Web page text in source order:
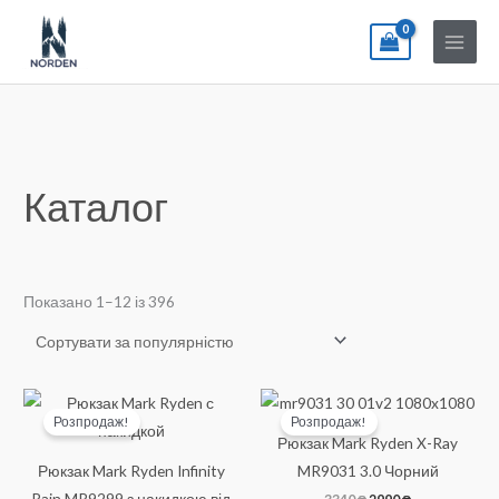
Перейти
вмісту
Каталог
Показано 1–12 із 396
Розпродаж!
Рюкзак Mark Ryden Infinity
Розпродаж!
Рюкзак Mark Ryden X-Ray
MR9031 3.0 Чорний